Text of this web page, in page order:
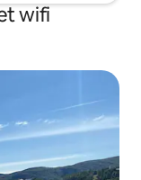
wifi